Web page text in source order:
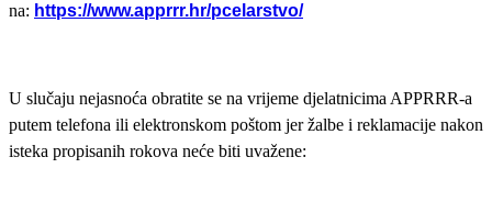
na: https://www.apprrr.hr/pcelarstvo/
U slučaju nejasnoća obratite se na vrijeme djelatnicima APPRRR-a
putem telefona ili elektronskom poštom jer žalbe i reklamacije nakon
isteka propisanih rokova neće biti uvažene: